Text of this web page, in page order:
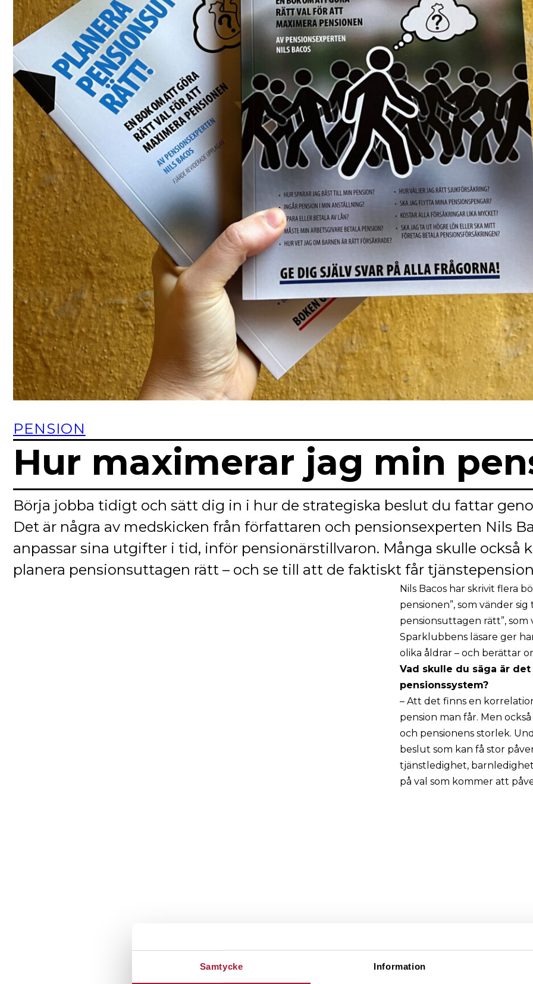
Samtycke Information
PENSION
Hur maximerar jag min
Börja jobba tidigt och sätt dig in i hur de strategiska beslut du fattar
Det är några av medskicken från författaren och pensionsexperten Nils
anpassar sina utgifter i tid, inför pensionärstillvaron. Många skulle också
planera pensionsuttagen rätt – och se till att de faktiskt får
Nils Bacos har skrivit flera
pensionen”, som vänder
pensionsuttagen rätt”, som
Sparklubbens läsare ger
olika åldrar – och berättar
Vad skulle du säga är
pensionssystem?
– Att det finns en
pension man får. Men
och pensionens storlek.
beslut som kan få stor
tjänstledighet,
på val som kommer att